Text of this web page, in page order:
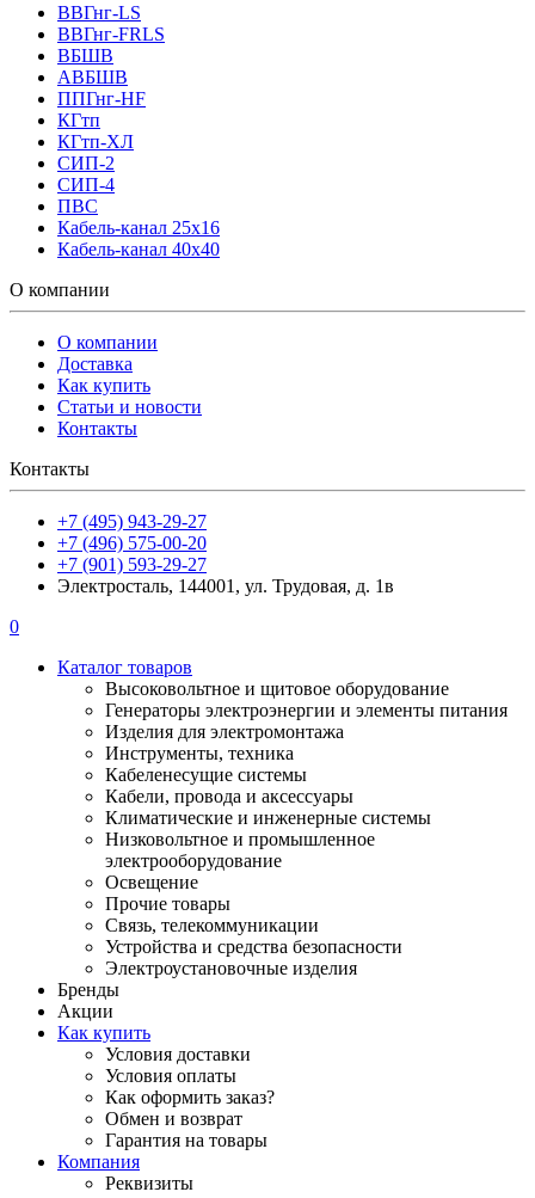
ВВГнг-LS
ВВГнг-FRLS
ВБШВ
АВБШВ
ППГнг-HF
КГтп
КГтп-ХЛ
СИП-2
СИП-4
ПВС
Кабель-канал 25х16
Кабель-канал 40х40
О компании
О компании
Доставка
Как купить
Статьи и новости
Контакты
Контакты
+7 (495) 943-29-27
+7 (496) 575-00-20
+7 (901) 593-29-27
Электросталь, 144001, ул. Трудовая, д. 1в
0
Каталог товаров
Высоковольтное и щитовое оборудование
Генераторы электроэнергии и элементы питания
Изделия для электромонтажа
Инструменты, техника
Кабеленесущие системы
Кабели, провода и аксессуары
Климатические и инженерные системы
Низковольтное и промышленное
электрооборудование
Освещение
Прочие товары
Связь, телекоммуникации
Устройства и средства безопасности
Электроустановочные изделия
Бренды
Акции
Как купить
Условия доставки
Условия оплаты
Как оформить заказ?
Обмен и возврат
Гарантия на товары
Компания
Реквизиты